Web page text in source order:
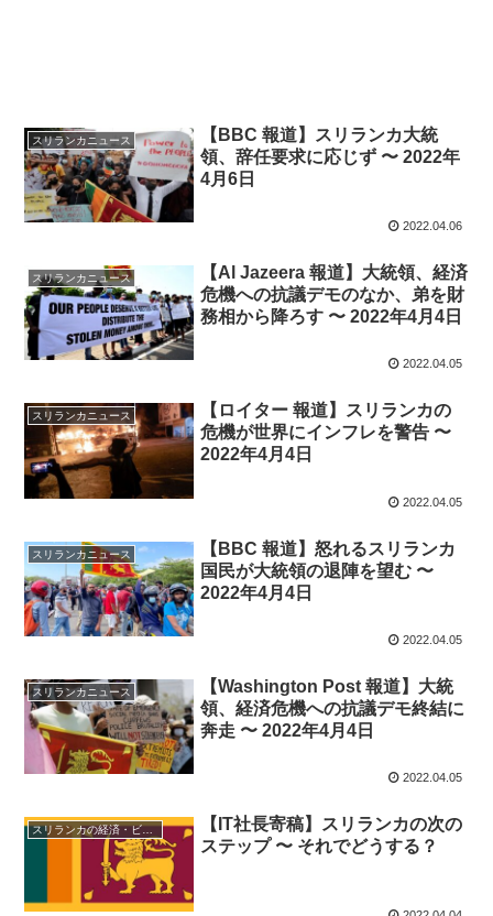
スリランカニュース
【BBC 報道】スリランカ大統
領、辞任要求に応じず 〜 2022年
4月6日
2022.04.06
スリランカニュース
【Al Jazeera 報道】大統領、経済
危機への抗議デモのなか、弟を財
務相から降ろす 〜 2022年4月4日
2022.04.05
スリランカニュース
【ロイター 報道】スリランカの
危機が世界にインフレを警告 〜
2022年4月4日
2022.04.05
スリランカニュース
【BBC 報道】怒れるスリランカ
国民が大統領の退陣を望む 〜
2022年4月4日
2022.04.05
スリランカニュース
【Washington Post 報道】大統
領、経済危機への抗議デモ終結に
奔走 〜 2022年4月4日
2022.04.05
スリランカの経済・ビジネス・投資
【IT社長寄稿】スリランカの次の
ステップ 〜 それでどうする？